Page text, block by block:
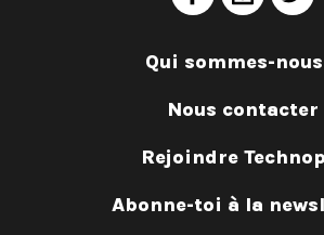
Qui sommes-
Nous contacter
Rejoindre
Abonne-toi à la